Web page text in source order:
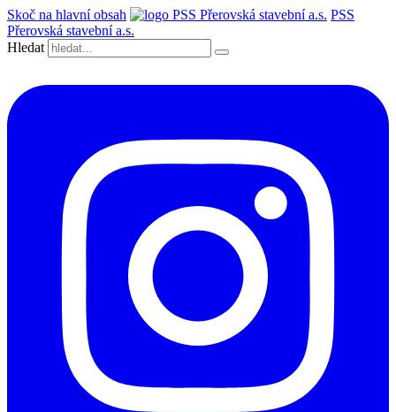
Skoč na hlavní obsah
PSS
Přerovská stavební a.s.
Hledat